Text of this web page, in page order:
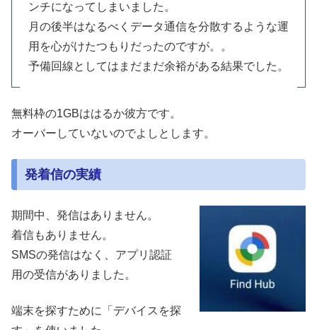
ンチになってしまいました。
月の後半はなるべくデータ通信を分散するような運
用を心がけたつもりだったのですが。。
予備回線としてはまだまだ余裕がある結果でした。
無料枠の1GBははるか彼方です。
オーバーしていないのでよしとします。
発着信の実績
期間中、発信はありません。
着信もありません。
SMSの発信はなく、アプリ認証
用の受信がありました。
端末を探すために「デバイスを探